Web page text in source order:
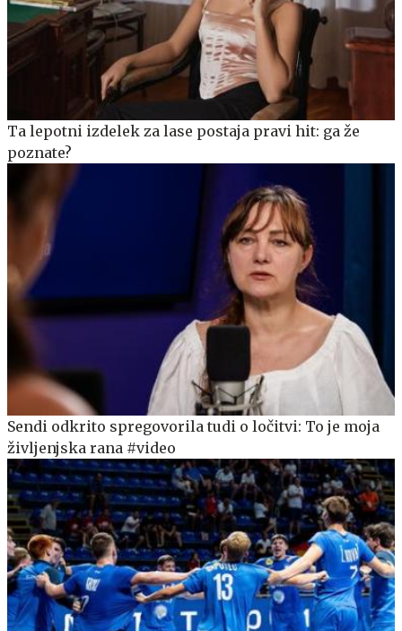
Ta lepotni izdelek za lase postaja pravi hit: ga že
poznate?
Sendi odkrito spregovorila tudi o ločitvi: To je moja
življenjska rana #video